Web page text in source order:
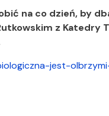
na co dzień, by
z Katedry
jest-